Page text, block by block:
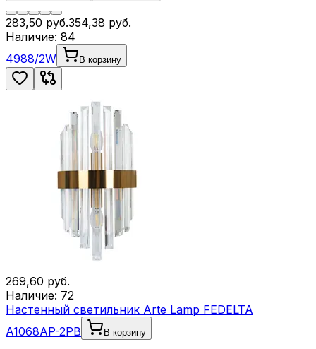
283,50 руб.354,38 руб.
Наличие: 84
4988/2W
В корзину
269,60 руб.
Наличие: 72
Настенный светильник Arte Lamp FEDELTA
A1068AP-2PB
В корзину